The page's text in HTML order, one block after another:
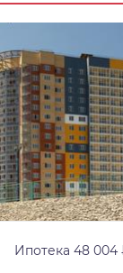
Ипотека 48 004